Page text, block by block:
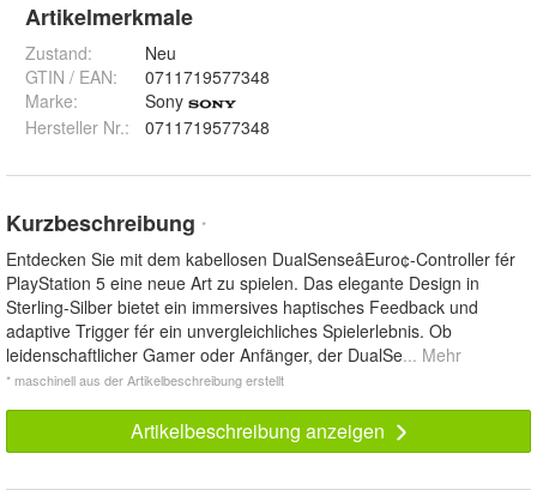
Artikelmerkmale
Zustand:
Neu
GTIN / EAN:
0711719577348
Marke:
Sony
Hersteller Nr.:
0711719577348
Kurzbeschreibung *
Entdecken Sie mit dem kabellosen DualSenseâEuro¢-Controller fér
PlayStation 5 eine neue Art zu spielen. Das elegante Design in
Sterling-Silber bietet ein immersives haptisches Feedback und
adaptive Trigger fér ein unvergleichliches Spielerlebnis. Ob
leidenschaftlicher Gamer oder Anfänger, der DualSe... Mehr
* maschinell aus der Artikelbeschreibung erstellt
Artikelbeschreibung anzeigen